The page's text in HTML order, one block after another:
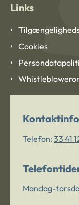
Links
Cookies
Telefon: 33 41
Mandag-